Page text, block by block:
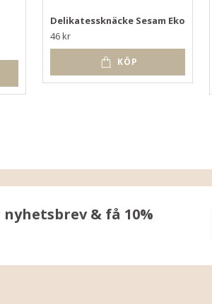
Delikatessknäcke Sesam Eko
46 kr
KÖP
& få 10%